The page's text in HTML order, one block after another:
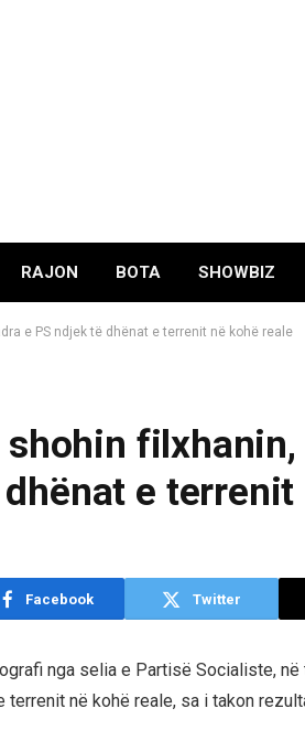
RAJON BOTA SHOWBIZ
e PS ndjek të dhënat e terrenit në kohë reale
filxhanin,
e terrenit
Facebook Twitter
nga selia e Partisë Socialiste, në
në kohë reale, sa i takon